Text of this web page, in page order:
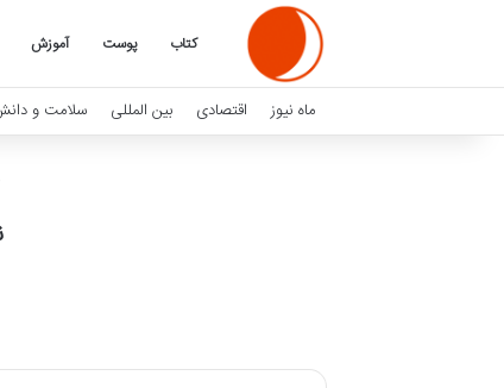
کتاب پوست آموزش
ماه نیوز اقتصادی بین المللی سلامت و